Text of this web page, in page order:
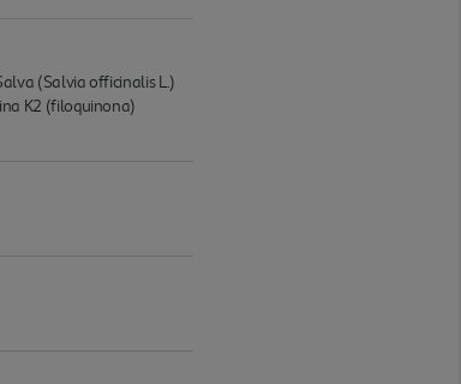
(Salvia officinalis L.)
K2 (filoquinona)